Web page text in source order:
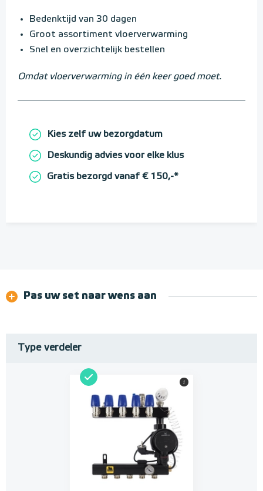
Bedenktijd van 30 dagen
Groot assortiment vloerverwarming
Snel en overzichtelijk bestellen
Omdat vloerverwarming in één keer goed moet.
Kies zelf uw bezorgdatum
Deskundig advies voor elke klus
Gratis bezorgd vanaf € 150,-*
Pas uw set naar wens aan
Type verdeler
i